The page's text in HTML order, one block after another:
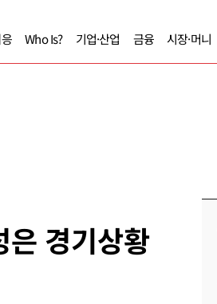
Who Is? 기업·산업 금융 시장·머니
경기상황